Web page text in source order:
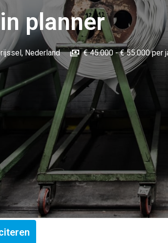
planner
, Nederland € 45.000 - € 55.000 per